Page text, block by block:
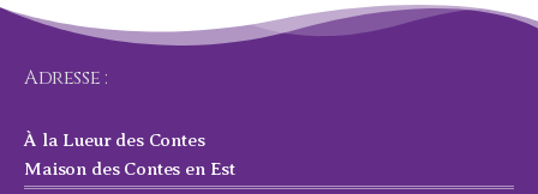
Adresse :
À la Lueur des Contes
Maison des Contes en Est